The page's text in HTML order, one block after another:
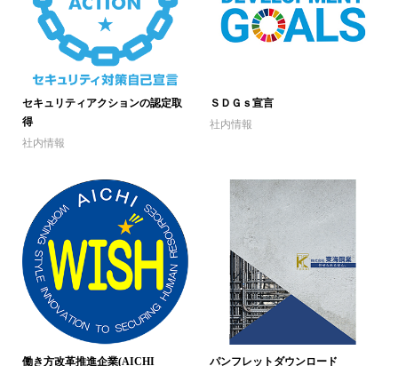
セキュリティアクションの認定取
得
社内情報
ＳＤＧｓ宣言
社内情報
働き方改革推進企業(AICHI パンフレットダウンロード